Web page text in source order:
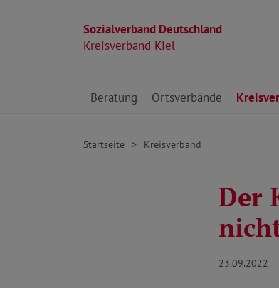
Sozialverband Deutschland
Kreisverband Kiel
Direkt zu den Inhalten springen
Beratung Ortsverbände
Startseite Kreisverband
Der
23.09.2022